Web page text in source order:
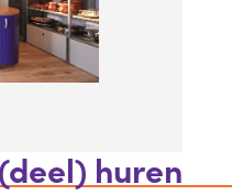
huren